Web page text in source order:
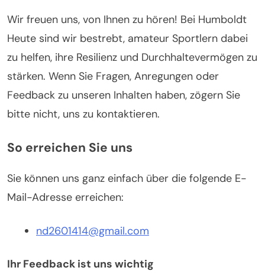
Wir freuen uns, von Ihnen zu hören! Bei Humboldt
Heute sind wir bestrebt, amateur Sportlern dabei
zu helfen, ihre Resilienz und Durchhaltevermögen zu
stärken. Wenn Sie Fragen, Anregungen oder
Feedback zu unseren Inhalten haben, zögern Sie
bitte nicht, uns zu kontaktieren.
So erreichen Sie uns
Sie können uns ganz einfach über die folgende E-
Mail-Adresse erreichen:
nd2601414@gmail.com
Ihr Feedback ist uns wichtig